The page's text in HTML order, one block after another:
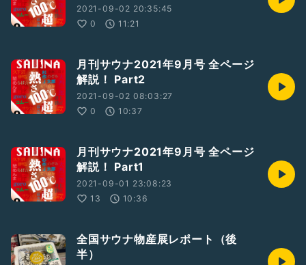
2021-09-02 20:35:45
0
11:21
月刊サウナ2021年9月号 全ページ
解説！ Part2
2021-09-02 08:03:27
0
10:37
月刊サウナ2021年9月号 全ページ
解説！ Part1
2021-09-01 23:08:23
13
10:36
全国サウナ物産展レポート（後
半）